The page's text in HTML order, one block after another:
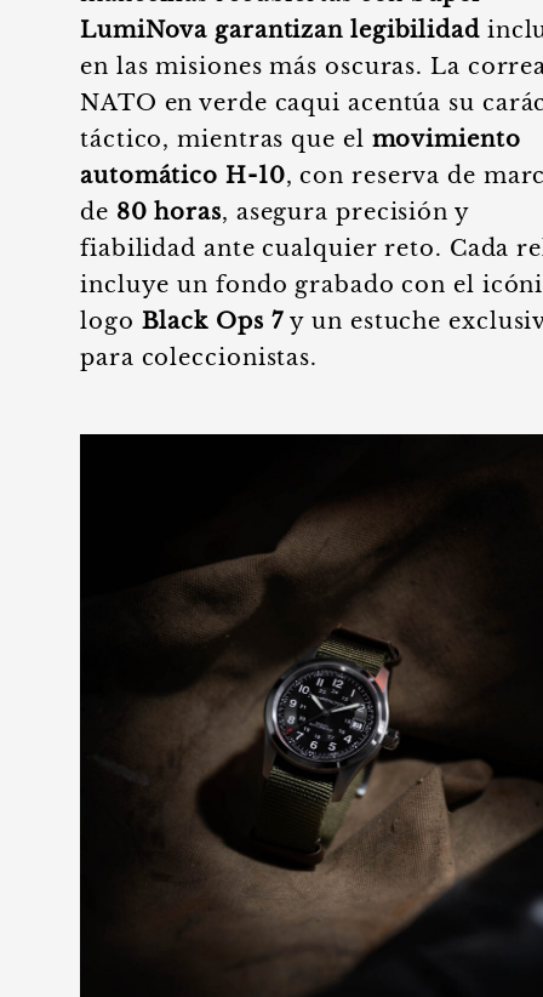
LumiNova garantizan legibilidad
en las misiones más oscuras. La
NATO en verde caqui acentúa su
táctico, mientras que el movimiento
automático H-10, con reserva de
de 80 horas, asegura precisión y
fiabilidad ante cualquier reto. Cada
incluye un fondo grabado con el
logo Black Ops 7y un estuche
para coleccionistas.